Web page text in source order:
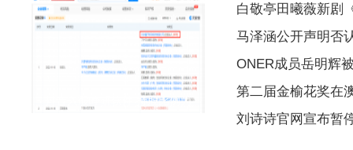
抖音入股峥研软件 持股比例为
白敬亭田曦薇新剧
马泽涵公开声明否
ONER成员岳明辉
第二届金榆花奖在
刘诗诗官网宣布暂